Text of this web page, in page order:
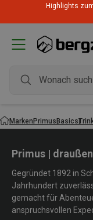
Highlights
MarkenPrimusBasics
Primus |
Gegründet 1892 in
Jahrhundert
gemacht für
anspruchsvollen